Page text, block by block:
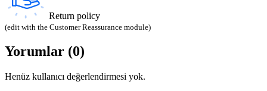
Return policy
(edit with the Customer Reassurance module)
Yorumlar (0)
Henüz kullanıcı değerlendirmesi yok.